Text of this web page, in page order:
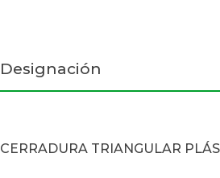
Designación
CERRADURA TRIANGULAR